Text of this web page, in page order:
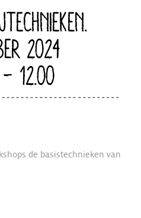
2024
12.00
de basistechnieken van